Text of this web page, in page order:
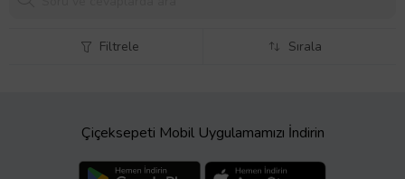
Filtrele Sırala
Çiçeksepeti Mobil Uygulamamızı İndirin